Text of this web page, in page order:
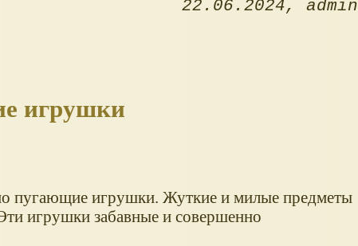
22.06.2024 admin
игрушки
пугающие игрушки. Жуткие и милые предметы
игрушки забавные и совершенно